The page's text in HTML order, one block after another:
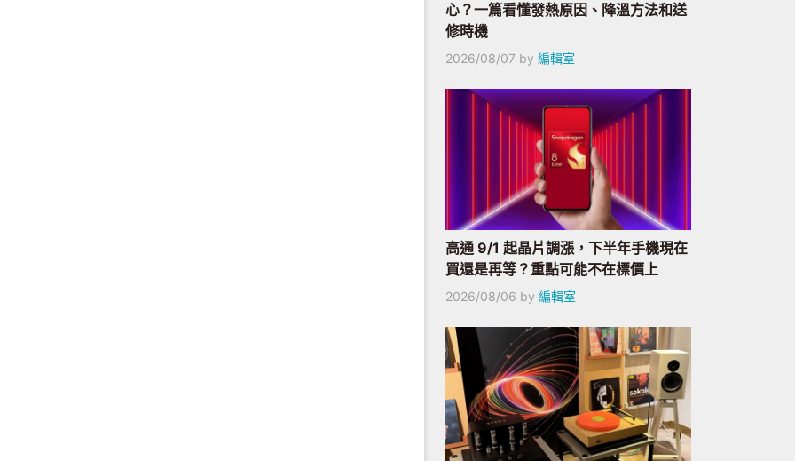
心？一篇看懂發熱原因、降溫方法和送
修時機
2026/08/07 by 編輯室
高通 9/1 起晶片調漲，下半年手機現在
買還是再等？重點可能不在標價上
2026/08/06 by 編輯室